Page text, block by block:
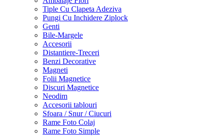
Tiple Cu Clapeta Adeziva
Pungi Cu Inchidere Ziplock
Genti
Bile-Margele
Accesorii
Distantiere-Treceri
Benzi Decorative
Magneti
Folii Magnetice
Discuri Magnetice
Neodim
Accesorii tablouri
Sfoara / Snur / Ciucuri
Rame Foto Colaj
Rame Foto Simple